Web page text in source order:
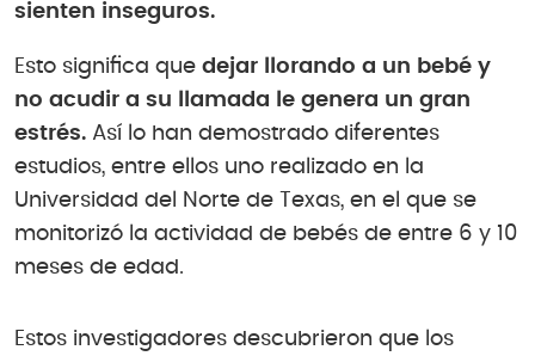
sienten inseguros.
Esto significa que dejar llorando a un bebé y
no acudir a su llamada le genera un gran
estrés. Así lo han demostrado diferentes
estudios, entre ellos uno realizado en la
Universidad del Norte de Texas, en el que se
monitorizó la actividad de bebés de entre 6 y 10
meses de edad.
Estos investigadores descubrieron que los